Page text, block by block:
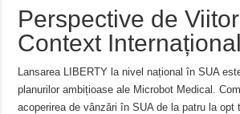
Perspective de
Context Internațional
Lansarea LIBERTY la nivel național în SUA
planurilor ambițioase ale Microbot Medical.
acoperirea de vânzări în SUA de la patru la opt